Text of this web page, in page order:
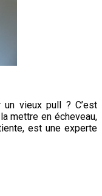
vieux pull ? C’est
mettre en écheveau,
est une experte